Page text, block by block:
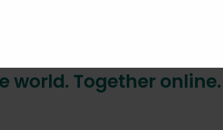
world. Together online.